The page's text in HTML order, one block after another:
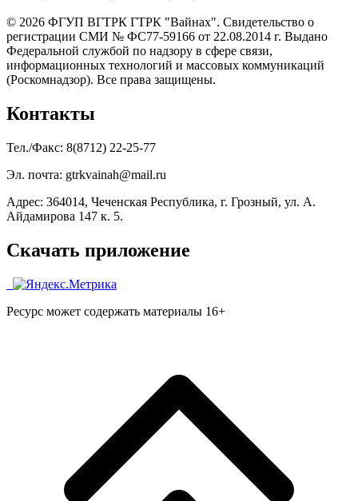
© 2026 ФГУП ВГТРК ГТРК "Вайнах". Свидетельство о
регистрации СМИ № ФС77-59166 от 22.08.2014 г. Выдано
Федеральной службой по надзору в сфере связи,
информационных технологий и массовых коммуникаций
(Роскомнадзор). Все права защищены.
Контакты
Тел./Факс: 8(8712) 22-25-77
Эл. почта: gtrkvainah@mail.ru
Адрес: 364014, Чеченская Республика, г. Грозный, ул. А.
Айдамирова 147 к. 5.
Скачать приложение
Ресурс может содержать материалы 16+